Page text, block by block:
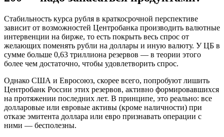
Стабильность курса рубля в краткосрочной перспективе
зависит от возможностей Центробанка производить валютные
интервенции на бирже, то есть покрыть весь спрос от
желающих поменять рубли на доллары и иную валюту. У ЦБ в
сумме больше 0,63 триллиона резервов — в теории этого
более чем достаточно, чтобы удовлетворить спрос.
Однако США и Евросоюз, скорее всего, попробуют лишить
Центробанк России этих резервов, активно формировавшихся
на протяжении последних лет. В принципе, это реально: все
долларовые или евровые активы (кроме наличности) при
отказе эмитента доллара или евро признавать операции с
ними — бесполезны.